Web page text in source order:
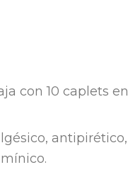
con 10 caplets en
antipirético,